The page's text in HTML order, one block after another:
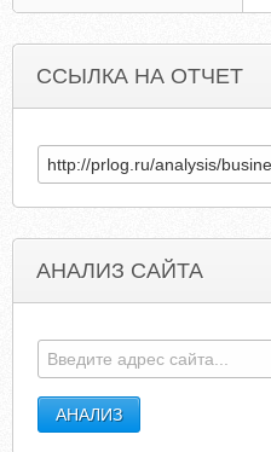
ССЫЛКА НА ОТЧЕТ
АНАЛИЗ САЙТА